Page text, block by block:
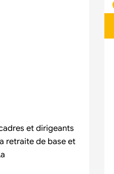
et dirigeants
retraite de base et